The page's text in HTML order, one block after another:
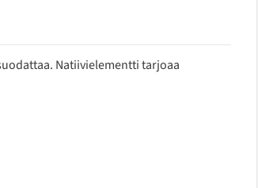
Natiivielementti tarjoaa